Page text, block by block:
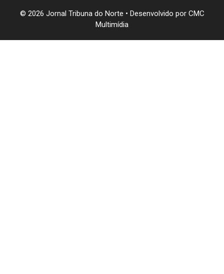
© 2026 Jornal Tribuna do Norte • Desenvolvido por CMC
Multimídia